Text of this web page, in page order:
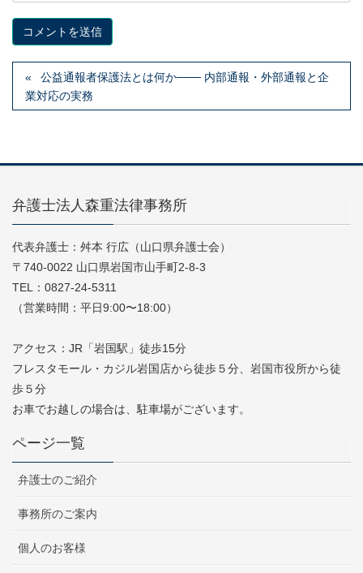
公益通報者保護法とは何か─── 内部通報・外部通報と企
業対応の実務
弁護士法人森重法律事務所
代表弁護士：舛本 行広（山口県弁護士会）
〒740-0022 山口県岩国市山手町2-8-3
TEL：0827-24-5311
（営業時間：平日9:00〜18:00）
アクセス：JR「岩国駅」徒歩15分
フレスタモール・カジル岩国店から徒歩５分、岩国市役所から徒
歩５分
お車でお越しの場合は、駐車場がございます。
ページ一覧
弁護士のご紹介
事務所のご案内
個人のお客様